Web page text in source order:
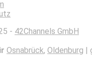
- 42Channels GmbH
Osnabrück, Oldenburg |